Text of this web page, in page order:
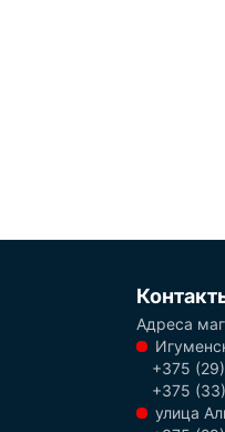
Адреса
+375
+375
улица